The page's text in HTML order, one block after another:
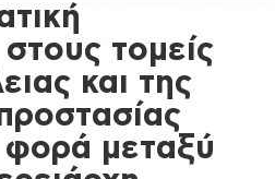
τομείς
και της
μεταξύ